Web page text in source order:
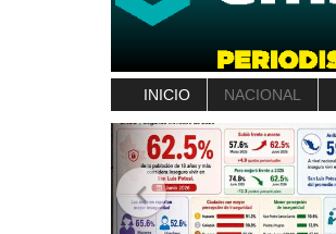
INICIO NACIONAL